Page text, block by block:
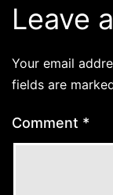
Leave
Your email
fields are
Comment *